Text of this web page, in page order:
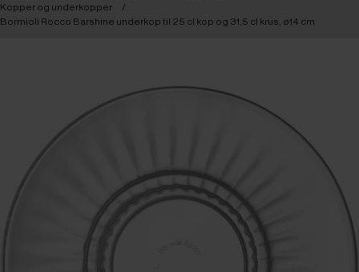
Kopper og underkopper
Bormioli Rocco Barshine underkop til 25 cl kop og 31,5 cl krus, ø14 cm